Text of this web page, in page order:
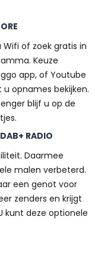
of zoek gratis in
Keuze
app, of Youtube
u opnames bekijken.
blijf u op de
RADIO
Daarmee
malen verbeterd.
een genot voor
zenders en krijgt
kunt deze optionele